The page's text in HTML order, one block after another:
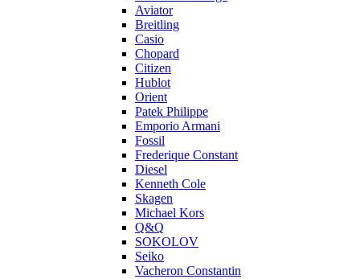
Aviator
Breitling
Casio
Chopard
Citizen
Hublot
Orient
Patek Philippe
Emporio Armani
Fossil
Frederique Constant
Diesel
Kenneth Cole
Skagen
Michael Kors
Q&Q
SOKOLOV
Seiko
Vacheron Constantin